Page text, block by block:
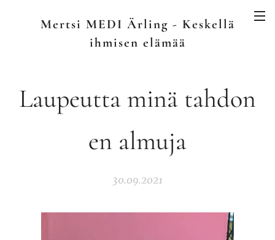
Mertsi MEDI Ärling - Keskellä
ihmisen elämää
Laupeutta minä tahdon
en almuja
30.09.2021